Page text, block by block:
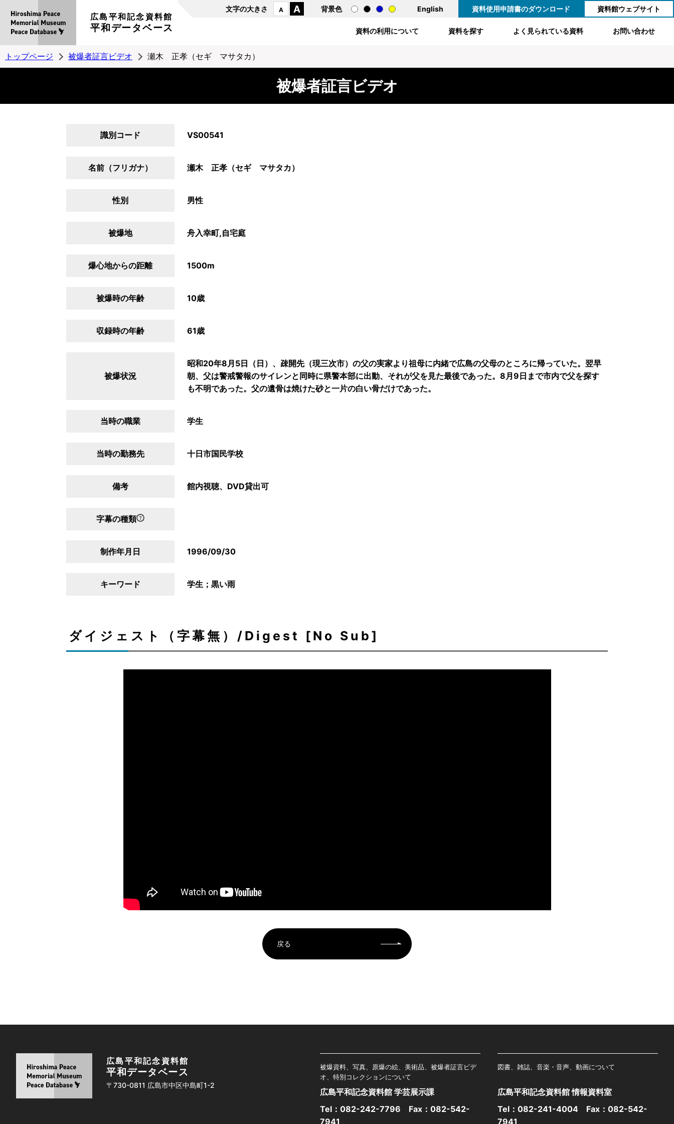
広島平和記念資料館
平和データベース
文字の大きさ A A 背景色 English 資料使用申請書のダウンロード 資料館ウェブサイト
資料の利用について 資料を探す よく見られている資料 お問い合わせ
トップページ 被爆者証言ビデオ 瀬木 正孝（セギ マサタカ）
被爆者証言ビデオ
識別コード VS00541
名前（フリガナ） 瀬木 正孝（セギ マサタカ）
性別 男性
被爆地 舟入幸町,自宅庭
爆心地からの距離 1500m
被爆時の年齢 10歳
収録時の年齢 61歳
被爆状況
昭和20年8月5日（日）、疎開先（現三次市）の父の実家より祖母に内緒で広島の父母のところに帰っていた。翌早
朝、父は警戒警報のサイレンと同時に県警本部に出動、それが父を見た最後であった。8月9日まで市内で父を探す
も不明であった。父の遺骨は焼けた砂と一片の白い骨だけであった。
当時の職業 学生
当時の勤務先 十日市国民学校
備考 館内視聴、DVD貸出可
字幕の種類
制作年月日 1996/09/30
キーワード 学生；黒い雨
ダイジェスト（字幕無）/Digest [No Sub]
戻る
広島平和記念資料館
平和データベース
〒730-0811 広島市中区中島町1-2
被爆資料、写真、原爆の絵、美術品、被爆者証言ビデ
オ、特別コレクションについて
広島平和記念資料館 学芸展示課
Tel： 082-242-7796 Fax：082-542-
7941
図書、雑誌、音楽・音声、動画について
広島平和記念資料館 情報資料室
Tel： 082-241-4004 Fax：082-542-
7941